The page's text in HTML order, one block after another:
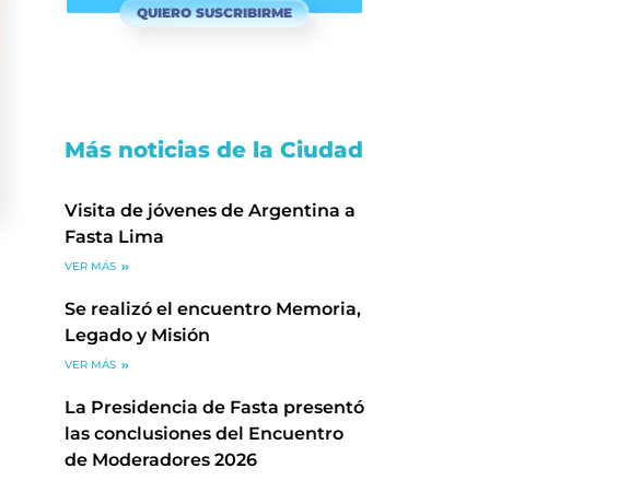
QUIERO SUSCRIBIRME
Más noticias de la Ciudad
Visita de jóvenes de Argentina a
Fasta Lima
VER MÁS
Se realizó el encuentro Memoria,
Legado y Misión
VER MÁS
La Presidencia de Fasta presentó
las conclusiones del Encuentro
de Moderadores 2026